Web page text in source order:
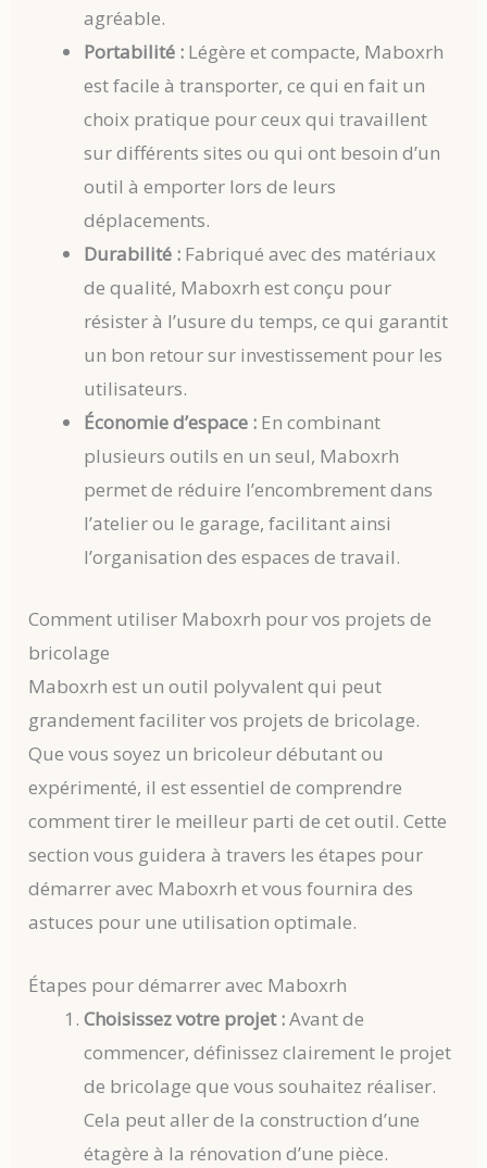
agréable.
Portabilité : Légère et compacte, Maboxrh
est facile à transporter, ce qui en fait un
choix pratique pour ceux qui travaillent
sur différents sites ou qui ont besoin d’un
outil à emporter lors de leurs
déplacements.
Durabilité : Fabriqué avec des matériaux
de qualité, Maboxrh est conçu pour
résister à l’usure du temps, ce qui garantit
un bon retour sur investissement pour les
utilisateurs.
Économie d’espace : En combinant
plusieurs outils en un seul, Maboxrh
permet de réduire l’encombrement dans
l’atelier ou le garage, facilitant ainsi
l’organisation des espaces de travail.
Comment utiliser Maboxrh pour vos projets de
bricolage
Maboxrh est un outil polyvalent qui peut
grandement faciliter vos projets de bricolage.
Que vous soyez un bricoleur débutant ou
expérimenté, il est essentiel de comprendre
comment tirer le meilleur parti de cet outil. Cette
section vous guidera à travers les étapes pour
démarrer avec Maboxrh et vous fournira des
astuces pour une utilisation optimale.
Étapes pour démarrer avec Maboxrh
Choisissez votre projet :Avant de
commencer, définissez clairement le projet
de bricolage que vous souhaitez réaliser.
Cela peut aller de la construction d’une
étagère à la rénovation d’une pièce.